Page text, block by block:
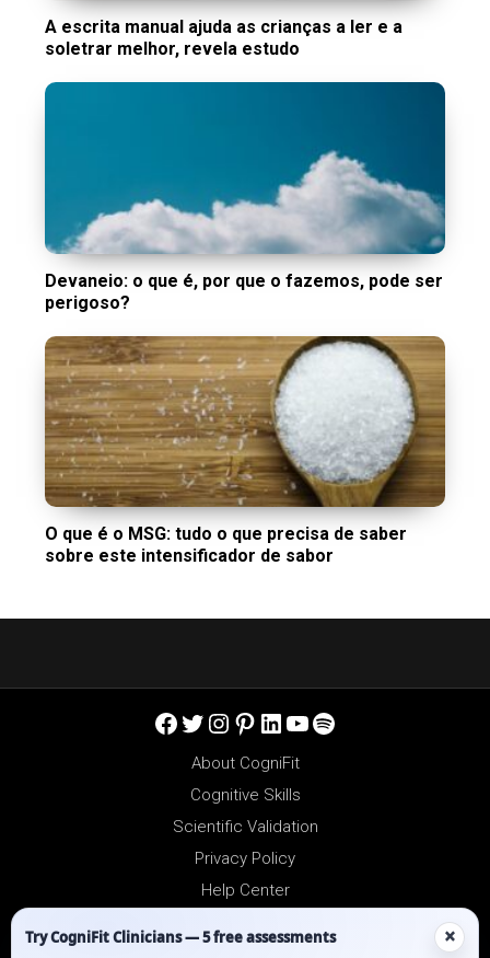
A escrita manual ajuda as crianças a ler e a
soletrar melhor, revela estudo
Devaneio: o que é, por que o fazemos, pode ser
perigoso?
O que é o MSG: tudo o que precisa de saber
sobre este intensificador de sabor
Facebook
Twitter
Instagram
Pinterest
LinkedIn
YouTube
Spotify
About CogniFit
Cognitive Skills
Scientific Validation
Privacy Policy
Help Center
Try CogniFit Clinicians — 5 free assessments ×